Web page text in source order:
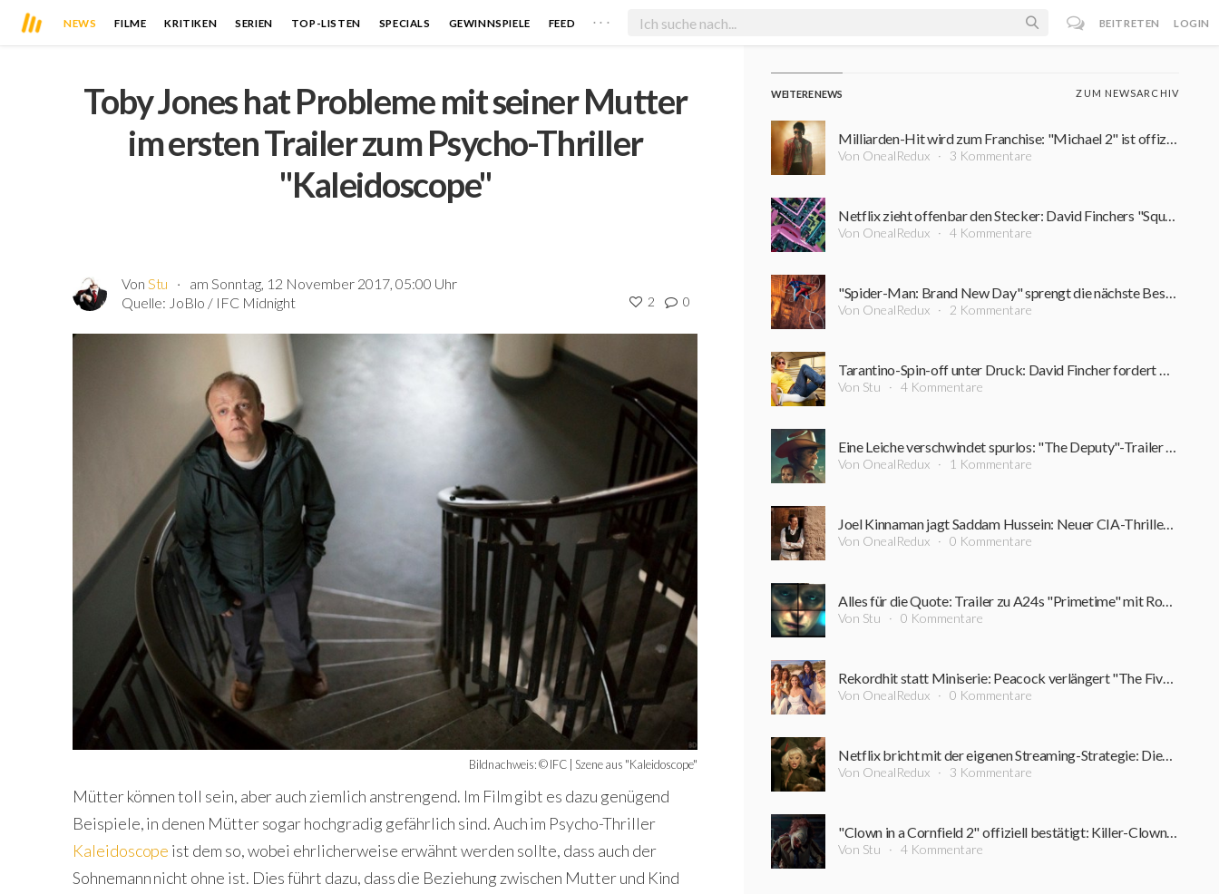
NEWS FILME KRITIKEN SERIEN TOP-LISTEN SPECIALS GEWINNSPIELE FEED . . . BEITRETEN LOGIN
Toby Jones hat Probleme mit seiner Mutter
im ersten Trailer zum Psycho-Thriller
"Kaleidoscope"
Von Stu
am Sonntag, 12 November 2017, 05:00 Uhr
Quelle: JoBlo / IFC Midnight 2 0
Bildnachweis: © IFC | Szene aus "Kaleidoscope"
Mütter können toll sein, aber auch ziemlich anstrengend. Im Film gibt es dazu genügend
Beispiele, in denen Mütter sogar hochgradig gefährlich sind. Auch im Psycho-Thriller
Kaleidoscope ist dem so, wobei ehrlicherweise erwähnt werden sollte, dass auch der
Sohnemann nicht ohne ist. Dies führt dazu, dass die Beziehung zwischen Mutter und Kind
WEITERE NEWS ZUM NEWSARCHIV
Milliarden-Hit wird zum Franchise: "Michael 2" ist offiziell in Arbeit – erster Zeitplan steht
Von OnealRedux 3 Kommentare
Netflix zieht offenbar den Stecker: David Finchers "Squid Game"-Projekt steht vor dem Aus
Von OnealRedux 4 Kommentare
"Spider-Man: Brand New Day" sprengt die nächste Bestmarke: Diesen Kino-Rekord schaffte zuvor kein Film
Von OnealRedux 2 Kommentare
Tarantino-Spin-off unter Druck: David Fincher fordert Nachdrehs für 200-Millionen-Dollar-Film
Von Stu 4 Kommentare
Eine Leiche verschwindet spurlos: "The Deputy"-Trailer führt in einen Sumpf aus Korruption und Verbrechen
Von OnealRedux 1 Kommentare
Joel Kinnaman jagt Saddam Hussein: Neuer CIA-Thriller startet bereits im September
Von OnealRedux 0 Kommentare
Alles für die Quote: Trailer zu A24s "Primetime" mit Robert Pattinson ist online
Von Stu 0 Kommentare
Rekordhit statt Miniserie: Peacock verlängert "The Five-Star Weekend" überraschend um Staffel 2
Von OnealRedux 0 Kommentare
Netflix bricht mit der eigenen Streaming-Strategie: Dieser Film bleibt rekordverdächtig lange im Kino
Von OnealRedux 3 Kommentare
"Clown in a Cornfield 2" offiziell bestätigt: Killer-Clown kehrt zurück
Von Stu 4 Kommentare